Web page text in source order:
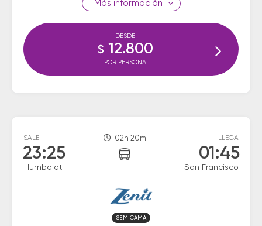
información
DESDE
$ 12.800
POR PERSONA
SALE
23:25
Humboldt
02h 20m LLEGA
01:45
San Francisco
SEMICAMA